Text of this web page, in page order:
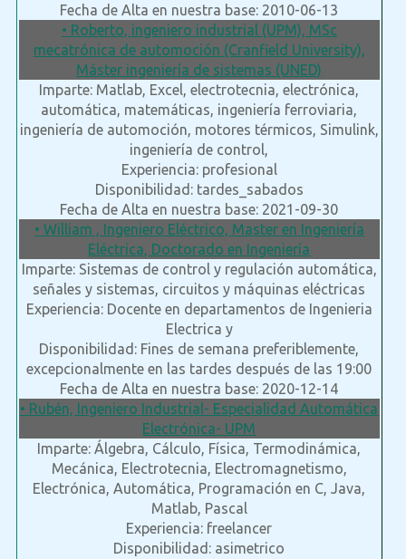
Fecha de Alta en nuestra base: 2010-06-13
• Roberto, ingeniero industrial (UPM), MSc
mecatrónica de automoción (Cranfield University),
Máster ingeniería de sistemas (UNED)
Imparte: Matlab, Excel, electrotecnia, electrónica,
automática, matemáticas, ingeniería ferroviaria,
ingeniería de automoción, motores térmicos, Simulink,
ingeniería de control,
Experiencia: profesional
Disponibilidad: tardes_sabados
Fecha de Alta en nuestra base: 2021-09-30
• William , Ingeniero Eléctrico, Master en Ingeniería
Eléctrica, Doctorado en Ingeniería
Imparte: Sistemas de control y regulación automática,
señales y sistemas, circuitos y máquinas eléctricas
Experiencia: Docente en departamentos de Ingenieria
Electrica y
Disponibilidad: Fines de semana preferiblemente,
excepcionalmente en las tardes después de las 19:00
Fecha de Alta en nuestra base: 2020-12-14
• Rubén, Ingeniero Industrial- Especialidad Automática
Electrónica- UPM
Imparte: Álgebra, Cálculo, Física, Termodinámica,
Mecánica, Electrotecnia, Electromagnetismo,
Electrónica, Automática, Programación en C, Java,
Matlab, Pascal
Experiencia: freelancer
Disponibilidad: asimetrico